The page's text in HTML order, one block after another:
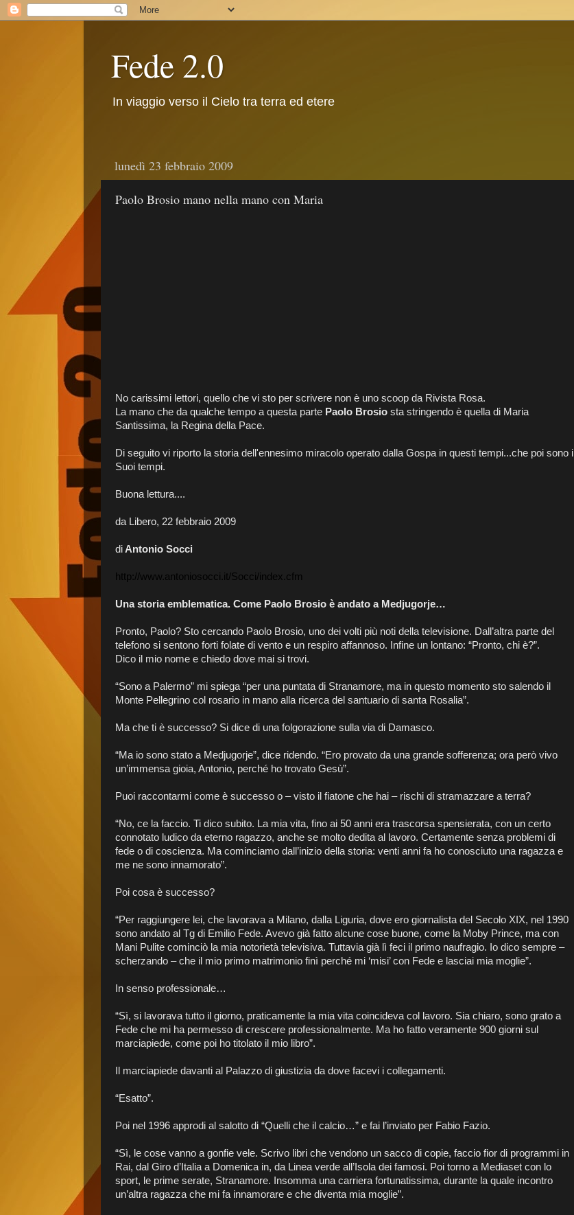
Fede 2.0
In viaggio verso il Cielo tra terra ed etere
lunedì 23 febbraio 2009
Paolo Brosio mano nella mano con Maria
No carissimi lettori, quello che vi sto per scrivere non è uno scoop da Rivista Rosa.
La mano che da qualche tempo a questa parte Paolo Brosio sta stringendo è quella di Maria
Santissima, la Regina della Pace.
Di seguito vi riporto la storia dell'ennesimo miracolo operato dalla Gospa in questi tempi...che poi sono i
Suoi tempi.
Buona lettura....
da Libero, 22 febbraio 2009
di Antonio Socci
http://www.antoniosocci.it/Socci/index.cfm
Una storia emblematica. Come Paolo Brosio è andato a Medjugorje…
Pronto, Paolo? Sto cercando Paolo Brosio, uno dei volti più noti della televisione. Dall’altra parte del
telefono si sentono forti folate di vento e un respiro affannoso. Infine un lontano: “Pronto, chi è?”.
Dico il mio nome e chiedo dove mai si trovi.
“Sono a Palermo” mi spiega “per una puntata di Stranamore, ma in questo momento sto salendo il
Monte Pellegrino col rosario in mano alla ricerca del santuario di santa Rosalia”.
Ma che ti è successo? Si dice di una folgorazione sulla via di Damasco.
“Ma io sono stato a Medjugorje”, dice ridendo. “Ero provato da una grande sofferenza; ora però vivo
un’immensa gioia, Antonio, perché ho trovato Gesù”.
Puoi raccontarmi come è successo o – visto il fiatone che hai – rischi di stramazzare a terra?
“No, ce la faccio. Ti dico subito. La mia vita, fino ai 50 anni era trascorsa spensierata, con un certo
connotato ludico da eterno ragazzo, anche se molto dedita al lavoro. Certamente senza problemi di
fede o di coscienza. Ma cominciamo dall’inizio della storia: venti anni fa ho conosciuto una ragazza e
me ne sono innamorato”.
Poi cosa è successo?
“Per raggiungere lei, che lavorava a Milano, dalla Liguria, dove ero giornalista del Secolo XIX, nel 1990
sono andato al Tg di Emilio Fede. Avevo già fatto alcune cose buone, come la Moby Prince, ma con
Mani Pulite cominciò la mia notorietà televisiva. Tuttavia già lì feci il primo naufragio. Io dico sempre –
scherzando – che il mio primo matrimonio finì perché mi ‘misi’ con Fede e lasciai mia moglie”.
In senso professionale…
“Sì, si lavorava tutto il giorno, praticamente la mia vita coincideva col lavoro. Sia chiaro, sono grato a
Fede che mi ha permesso di crescere professionalmente. Ma ho fatto veramente 900 giorni sul
marciapiede, come poi ho titolato il mio libro”.
Il marciapiede davanti al Palazzo di giustizia da dove facevi i collegamenti.
“Esatto”.
Poi nel 1996 approdi al salotto di “Quelli che il calcio…” e fai l’inviato per Fabio Fazio.
“Sì, le cose vanno a gonfie vele. Scrivo libri che vendono un sacco di copie, faccio fior di programmi in
Rai, dal Giro d’Italia a Domenica in, da Linea verde all’Isola dei famosi. Poi torno a Mediaset con lo
sport, le prime serate, Stranamore. Insomma una carriera fortunatissima, durante la quale incontro
un’altra ragazza che mi fa innamorare e che diventa mia moglie”.